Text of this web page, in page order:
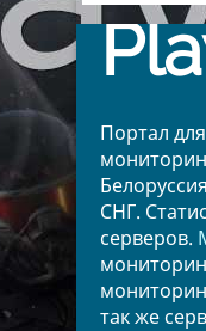
Портал
СНГ.
серверов.
так же